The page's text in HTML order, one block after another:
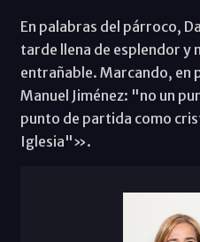
En palabras del párroco,
tarde llena de esplendor
entrañable. Marcando, en
Manuel Jiménez: "no un
punto de partida como
Iglesia"».